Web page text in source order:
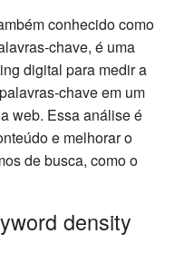
conhecido como
chave, é uma
digital para medir a
chave em um
web. Essa análise é
e melhorar o
de busca, como o
density